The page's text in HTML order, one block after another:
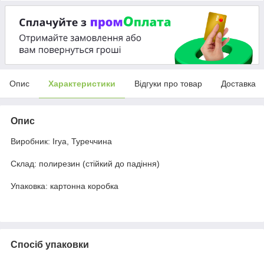
Опис Характеристики Відгуки про товар Доставка
Опис
Виробник: Irya, Туреччина
Склад: полирезин (стійкий до падіння)
Упаковка: картонна коробка
Спосіб упаковки